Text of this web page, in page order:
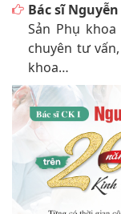
Bác sĩ
Sản Phụ
chuyên tư
khoa…